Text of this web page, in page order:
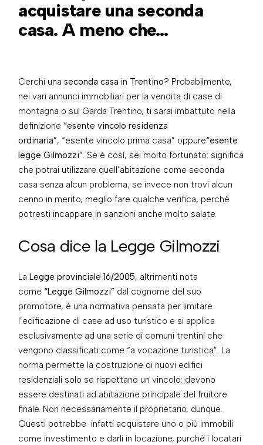
acquistare una seconda
casa. A meno che…
Cerchi unaseconda casa in Trentino? Probabilmente,
nei vari annunci immobiliari per la vendita di case di
montagna o sul Garda Trentino, ti sarai imbattuto nella
definizione “esente vincolo residenza
ordinaria”, “esente vincolo prima casa” oppure“esente
legge Gilmozzi”. Se è così, sei molto fortunato: significa
che potrai utilizzare quell’abitazione come seconda
casa senza alcun problema; se invece non trovi alcun
cenno in merito, meglio fare qualche verifica, perché
potresti incappare in sanzioni anche molto salate.
Cosa dice la Legge Gilmozzi
LaLegge provinciale 16/2005, altrimenti nota
come “Legge Gilmozzi” dal cognome del suo
promotore, è una normativa pensata per limitare
l’edificazione di case ad uso turistico e si applica
esclusivamente ad una serie di comuni trentini che
vengono classificati come “a vocazione turistica”. La
norma permette la costruzione di nuovi edifici
residenziali solo se rispettano un vincolo: devono
essere destinati ad abitazione principale del fruitore
finale. Non necessariamente il proprietario, dunque.
Questi potrebbe infatti acquistare uno o più immobili
come investimento e darli in locazione, purché i locatari